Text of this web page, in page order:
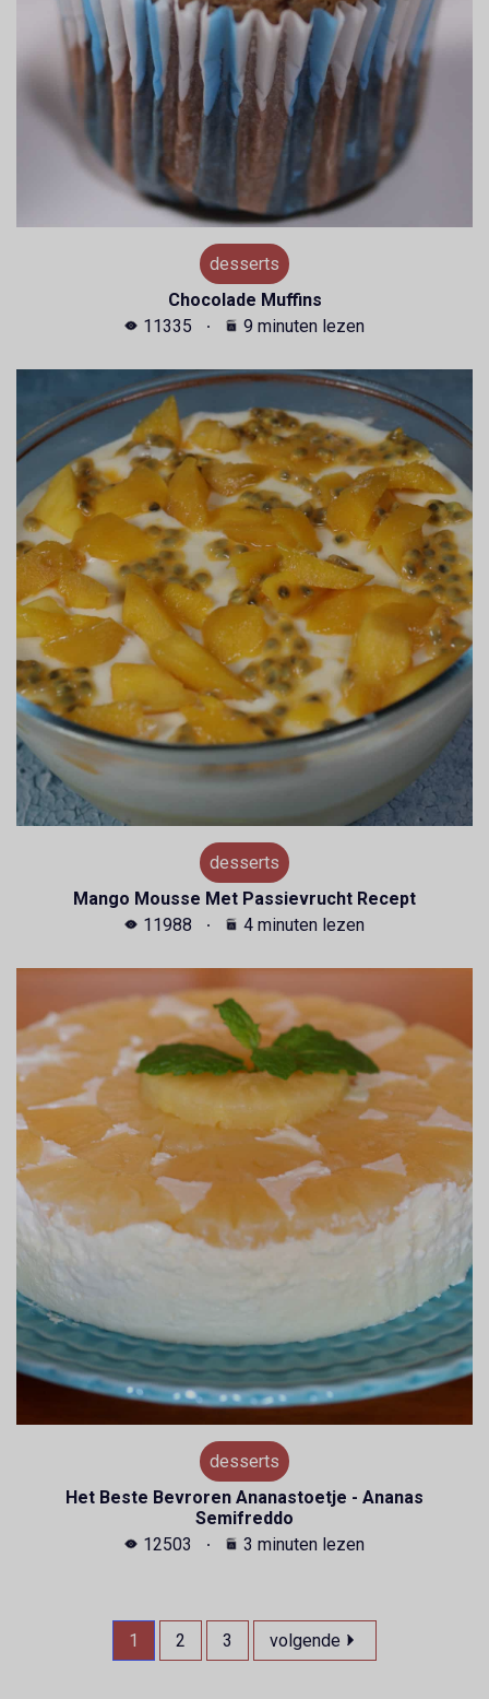
desserts
Chocolade Muffins
11335
9 minuten lezen
desserts
Mango Mousse Met Passievrucht Recept
11988
4 minuten lezen
desserts
Het Beste Bevroren Ananastoetje - Ananas
Semifreddo
12503
3 minuten lezen
1 2 3 volgende